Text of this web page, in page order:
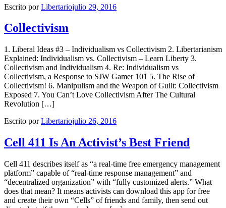
Escrito porLibertariojulio 29, 2016
Collectivism
1. Liberal Ideas #3 – Individualism vs Collectivism 2. Libertarianism
Explained: Individualism vs. Collectivism – Learn Liberty 3.
Collectivism and Individualism 4. Re: Individualism vs
Collectivism, a Response to SJW Gamer 101 5. The Rise of
Collectivism! 6. Manipulism and the Weapon of Guilt: Collectivism
Exposed 7. You Can’t Love Collectivism After The Cultural
Revolution […]
Escrito porLibertariojulio 26, 2016
Cell 411 Is An Activist’s Best Friend
Cell 411 describes itself as “a real-time free emergency management
platform” capable of “real-time response management” and
“decentralized organization” with “fully customized alerts.” What
does that mean? It means activists can download this app for free
and create their own “Cells” of friends and family, then send out